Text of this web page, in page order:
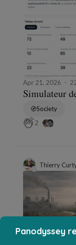
Apr 21, 2026
Simulateur
Society
2
Thierry
Panodyssey